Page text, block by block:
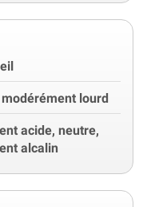
lourd
acide, neutre,
alcalin